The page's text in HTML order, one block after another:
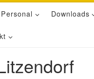
Personal Downloads